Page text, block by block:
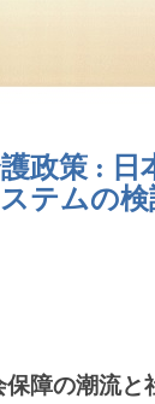
政策 : 日
テムの
障の潮流と